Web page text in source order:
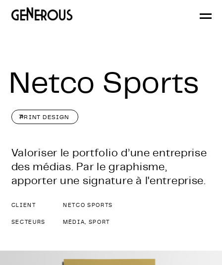
Netco Sports
PRINT DESIGN
Valoriser le portfolio d’une entreprise
des médias. Par le graphisme,
apporter une signature à l'entreprise.
CLIENT NETCO SPORTS
SECTEURS MÉDIA, SPORT